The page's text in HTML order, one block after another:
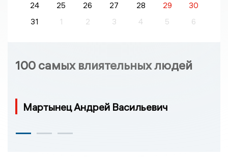
24
25 26 27 28 29
30
31
1 2 3 4 5 6
100 самых влиятельных людей
Мартынец Андрей Васильевич